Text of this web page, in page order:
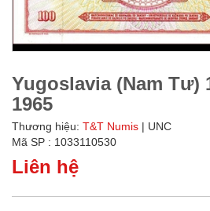
Yugoslavia (Nam Tư)
1965
Thương hiệu: T&T Numis | UNC
Mã SP : 1033110530
Liên hệ